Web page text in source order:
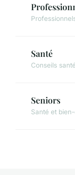
Santé
Conseils
Seniors
Santé et